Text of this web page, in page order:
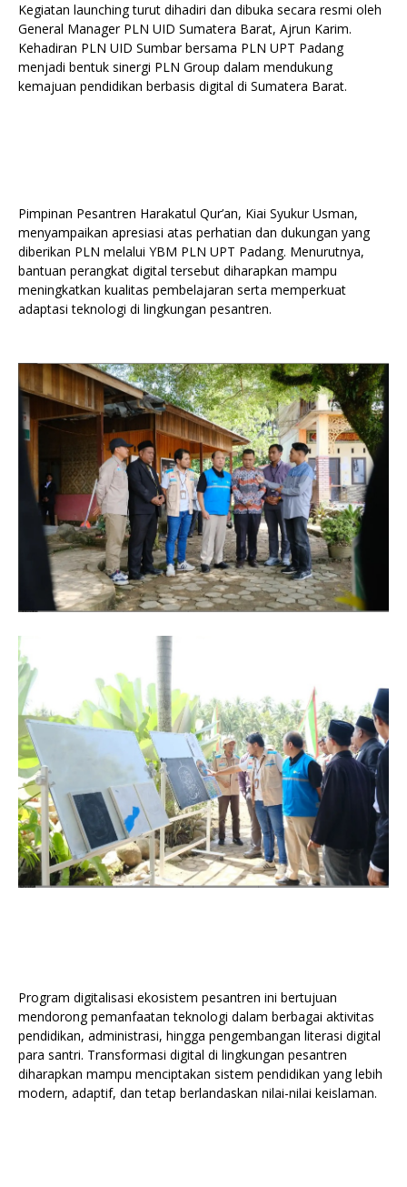
Kegiatan launching turut dihadiri dan dibuka secara resmi oleh
General Manager PLN UID Sumatera Barat, Ajrun Karim.
Kehadiran PLN UID Sumbar bersama PLN UPT Padang
menjadi bentuk sinergi PLN Group dalam mendukung
kemajuan pendidikan berbasis digital di Sumatera Barat.
Pimpinan Pesantren Harakatul Qur’an, Kiai Syukur Usman,
menyampaikan apresiasi atas perhatian dan dukungan yang
diberikan PLN melalui YBM PLN UPT Padang. Menurutnya,
bantuan perangkat digital tersebut diharapkan mampu
meningkatkan kualitas pembelajaran serta memperkuat
adaptasi teknologi di lingkungan pesantren.
Program digitalisasi ekosistem pesantren ini bertujuan
mendorong pemanfaatan teknologi dalam berbagai aktivitas
pendidikan, administrasi, hingga pengembangan literasi digital
para santri. Transformasi digital di lingkungan pesantren
diharapkan mampu menciptakan sistem pendidikan yang lebih
modern, adaptif, dan tetap berlandaskan nilai-nilai keislaman.